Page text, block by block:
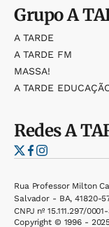
GrupoA
A TARDE
A TARDE FM
MASSA!
A TARDE
RedesA
Rua Professor Milton
Salvador - BA, 41820-
CNPJ nº 15.111.297/
Copyright © 1996 -